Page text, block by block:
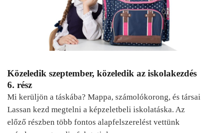
Közeledik szeptember, közeledik az iskolakezdés
6. rész
Mi kerüljön a táskába? Mappa, számolókorong, és társai
Lassan kezd megtelni a képzeletbeli iskolatáska. Az
előző részben több fontos alapfelszerelést vettünk